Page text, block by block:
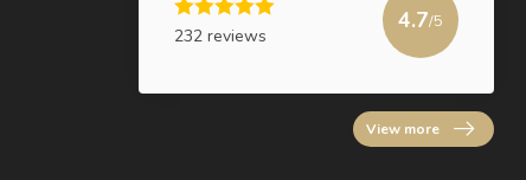
232 reviews
4.7/5
View more